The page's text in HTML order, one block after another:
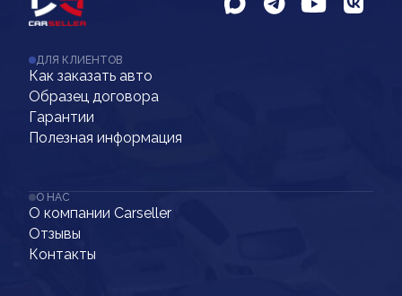
ДЛЯ КЛИЕНТОВ
Как заказать авто
Образец договора
Гарантии
Полезная информация
О НАС
О компании Carseller
Отзывы
Контакты